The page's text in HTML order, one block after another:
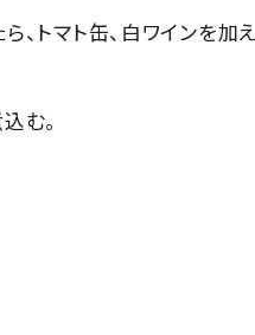
、トマト缶、白ワインを加
む。